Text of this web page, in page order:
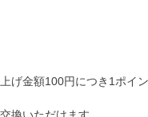
げ金額100円につき1ポイ